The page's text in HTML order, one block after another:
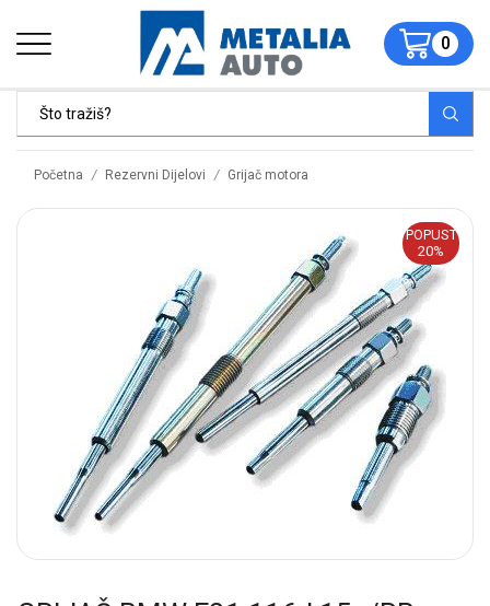
0
Početna / Rezervni Dijelovi / Grijač motora
POPUST
20%